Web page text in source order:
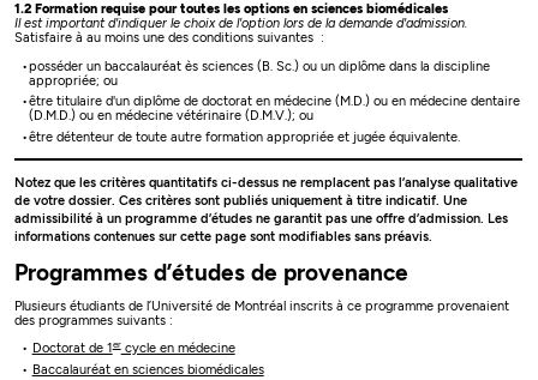
1.2 Formation requise pour toutes les options en sciences biomédicales
Il est important d'indiquer le choix de l'option lors de la demande d'admission.
Satisfaire à au moins une des conditions suivantes :
posséder un baccalauréat ès sciences (B. Sc.) ou un diplôme dans la discipline
appropriée; ou
être titulaire d'un diplôme de doctorat en médecine (M.D.) ou en médecine dentaire
(D.M.D.) ou en médecine vétérinaire (D.M.V.); ou
être détenteur de toute autre formation appropriée et jugée équivalente.
Notez que les critères quantitatifs ci-dessus ne remplacent pas l’analyse qualitative
de votre dossier. Ces critères sont publiés uniquement à titre indicatif. Une
admissibilité à un programme d’études ne garantit pas une offre d’admission. Les
informations contenues sur cette page sont modifiables sans préavis.
Programmes d’études de provenance
Plusieurs étudiants de l’Université de Montréal inscrits à ce programme provenaient
des programmes suivants :
Doctorat de 1ercycle en médecine
Baccalauréat en sciences biomédicales